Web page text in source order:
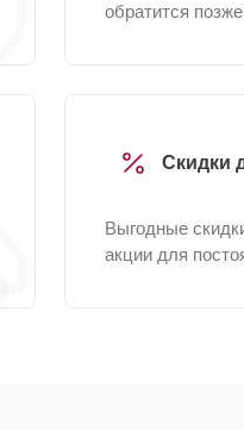
обратится позже
Скидки
Выгодные
акции для